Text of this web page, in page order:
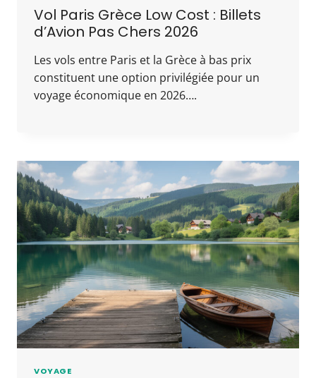
Vol Paris Grèce Low Cost : Billets
d’Avion Pas Chers 2026
Les vols entre Paris et la Grèce à bas prix
constituent une option privilégiée pour un
voyage économique en 2026….
VOYAGE